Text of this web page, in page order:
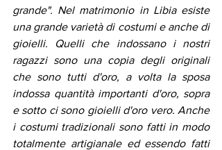
grande". Nel matrimonio in Libia esiste
una grande varietà di costumi e anche di
gioielli. Quelli che indossano i nostri
ragazzi sono una copia degli originali
che sono tutti d'oro, a volta la sposa
indossa quantità importanti d'oro, sopra
e sotto ci sono gioielli d'oro vero. Anche
i costumi tradizionali sono fatti in modo
totalmente artigianale ed essendo fatti